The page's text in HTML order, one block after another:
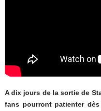
A dix jours de la sortie de
fans pourront patienter